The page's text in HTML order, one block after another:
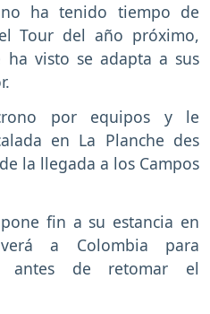
ha tenido tiempo de
Tour del año próximo,
visto se adapta a sus
por equipos y le
en La Planche des
la llegada a los Campos
fin a su estancia en
a Colombia para
antes de retomar el